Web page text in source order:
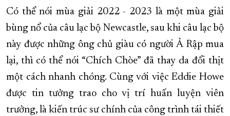
Có thể nói mùa giải 2022 - 2023 là một mùa giải
bùng nổ của câu lạc bộ Newcastle, sau khi câu lạc bộ
này được những ông chủ giàu có người Ả Rập mua
lại, thì có thể nói “Chích Chòe” đã thay da đổi thịt
một cách nhanh chóng. Cùng với việc Eddie Howe
được tin tưởng trao cho vị trí huấn luyện viên
trưởng, là kiến trúc sư chính của công trình tái thiết